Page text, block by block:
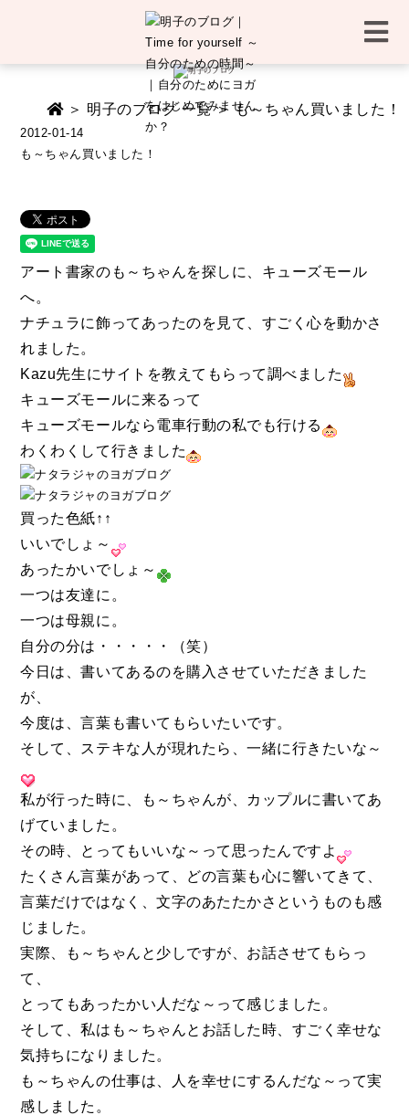
＞ 明子のブログ 一覧＞ も～ちゃん買いました！
2012-01-14
も～ちゃん買いました！
アート書家のも～ちゃんを探しに、キューズモール
へ。
ナチュラに飾ってあったのを見て、すごく心を動かさ
れました。
Kazu先生にサイトを教えてもらって調べました
キューズモールに来るって
キューズモールなら電車行動の私でも行ける
わくわくして行きました
買った色紙↑↑
いいでしょ～
あったかいでしょ～
一つは友達に。
一つは母親に。
自分の分は・・・・・
（笑）
今日は、書いてあるのを購入させていただきました
が、
今度は、言葉も書いてもらいたいです。
そして、 ステキな人が現れたら、一緒に行きたいな～
私が行った時に、も～ちゃんが、カップルに書いてあ
げていました。
その時、とってもいいな～って思ったんですよ
たくさん言葉があって、どの言葉も心に響いてきて、
言葉だけではなく、文字のあたたかさというものも感
じました。
実際、も～ ちゃんと少しですが、お話させてもらっ
て、
とってもあったかい人だな～って感じました。
そして、私はも～ちゃんとお話した時、すごく幸せな
気持ちになりました。
も～ちゃんの仕事は、人を幸せにするんだな～って実
感しました。